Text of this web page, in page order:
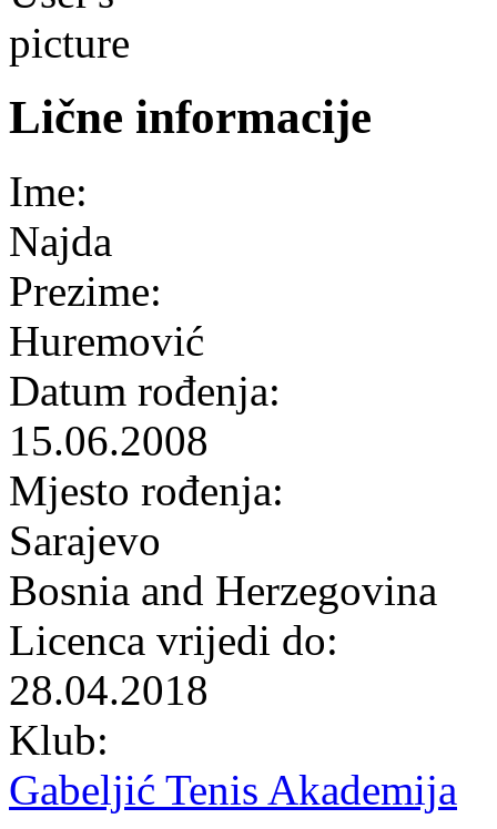
Lične informacije
Ime:
Najda
Prezime:
Huremović
Datum rođenja:
15.06.2008
Mjesto rođenja:
Sarajevo
Bosnia and Herzegovina
Licenca vrijedi do:
28.04.2018
Klub:
Gabeljić Tenis Akademija